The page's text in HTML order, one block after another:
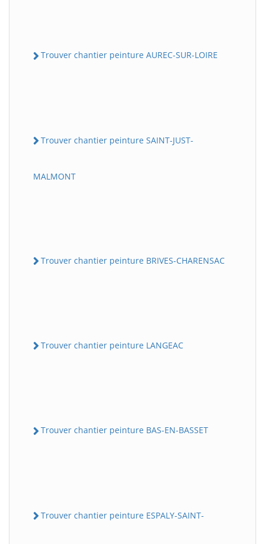
Trouver chantier peinture AUREC-SUR-LOIRE
Trouver chantier peinture SAINT-JUST-
MALMONT
Trouver chantier peinture BRIVES-CHARENSAC
Trouver chantier peinture LANGEAC
Trouver chantier peinture BAS-EN-BASSET
Trouver chantier peinture ESPALY-SAINT-